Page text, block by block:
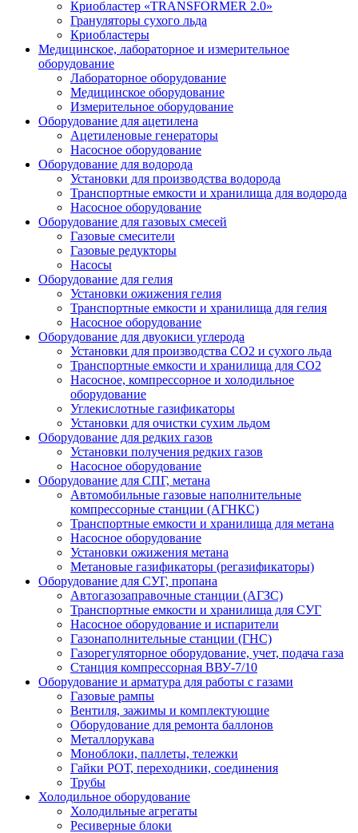
Криобластер «TRANSFORMER 2.0»
Грануляторы сухого льда
Криобластеры
Медицинское, лабораторное и измерительное
оборудование
Лабораторное оборудование
Медицинское оборудование
Измерительное оборудование
Оборудование для ацетилена
Ацетиленовые генераторы
Насосное оборудование
Оборудование для водорода
Установки для производства водорода
Транспортные емкости и хранилища для водорода
Насосное оборудование
Оборудование для газовых смесей
Газовые смесители
Газовые редукторы
Насосы
Оборудование для гелия
Установки ожижения гелия
Транспортные емкости и хранилища для гелия
Насосное оборудование
Оборудование для двуокиси углерода
Установки для производства СО2 и сухого льда
Транспортные емкости и хранилища для CO2
Насосное, компрессорное и холодильное
оборудование
Углекислотные газификаторы
Установки для очистки сухим льдом
Оборудование для редких газов
Установки получения редких газов
Насосное оборудование
Оборудование для СПГ, метана
Автомобильные газовые наполнительные
компрессорные станции (АГНКС)
Транспортные емкости и хранилища для метана
Насосное оборудование
Установки ожижения метана
Метановые газификаторы (регазификаторы)
Оборудование для СУГ, пропана
Автогазозаправочные станции (АГЗС)
Транспортные емкости и хранилища для СУГ
Насосное оборудование и испарители
Газонаполнительные станции (ГНС)
Газорегуляторное оборудование, учет, подача газа
Станция компрессорная ВВУ-7/10
Оборудование и арматура для работы с газами
Газовые рампы
Вентиля, зажимы и комплектующие
Оборудование для ремонта баллонов
Металлорукава
Моноблоки, паллеты, тележки
Гайки РОТ, переходники, соединения
Трубы
Холодильное оборудование
Холодильные агрегаты
Ресиверные блоки